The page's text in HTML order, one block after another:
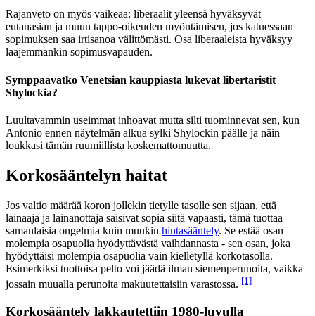
Rajanveto on myös vaikeaa: liberaalit yleensä hyväksyvät
eutanasian ja muun tappo-oikeuden myöntämisen, jos katuessaan
sopimuksen saa irtisanoa välittömästi. Osa liberaaleista hyväksyy
laajemmankin sopimusvapauden.
Symppaavatko Venetsian kauppiasta lukevat libertaristit
Shylockia?
Luultavammin useimmat inhoavat mutta silti tuominnevat sen, kun
Antonio ennen näytelmän alkua sylki Shylockin päälle ja näin
loukkasi tämän ruumiillista koskemattomuutta.
Korkosääntelyn haitat
Jos valtio määrää koron jollekin tietylle tasolle sen sijaan, että
lainaaja ja lainanottaja saisivat sopia siitä vapaasti, tämä tuottaa
samanlaisia ongelmia kuin muukin hintasääntely. Se estää osan
molempia osapuolia hyödyttävästä vaihdannasta - sen osan, joka
hyödyttäisi molempia osapuolia vain kielletyllä korkotasolla.
Esimerkiksi tuottoisa pelto voi jäädä ilman siemenperunoita, vaikka
jossain muualla perunoita makuutettaisiin varastossa. [1]
Korkosääntely lakkautettiin 1980-luvulla